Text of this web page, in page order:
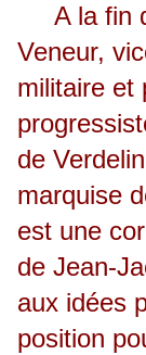
A la fin
Veneur,
militaire et
de
marquise
est une
de Jean-
aux idées
position